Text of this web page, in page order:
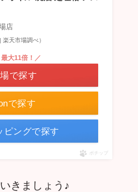
店
天市場調べ）
で探す
大11倍！／
で探す
ピングで探す
ポチップ
きましょう♪